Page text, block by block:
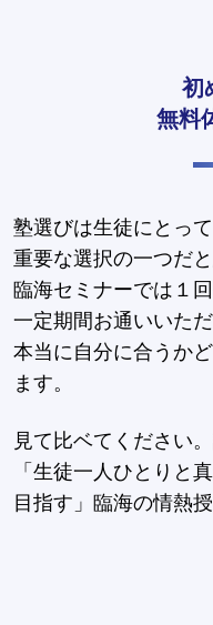
初
無料
塾選びは生徒にとっ
重要な選択の一つだと
臨海セミナーでは１
一定期間お通いいた
本当に自分に合うか
ます。
見て比ベてください
「生徒一人ひとりと
目指す」臨海の情熱